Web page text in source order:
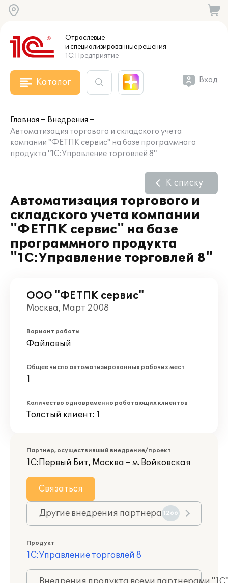
Отраслевые
и специализированныерешения
1С:Предприятие
Каталог Вход
Главная
Внедрения
Автоматизация торгового и складского учета
компании "ФЕТПК сервис" на базе программного
продукта "1С:Управление торговлей 8"
Автоматизация торгового и
складского учета компании
"ФЕТПК сервис" на базе
программного продукта
"1С:Управление торговлей 8"
К списку
ООО "ФЕТПК сервис"
Москва, Март 2008
Вариант работы
Файловый
Общее число автоматизированных рабочих мест
1
Количество одновременно работающих клиентов
Толстый клиент: 1
Партнер, осуществивший внедрение/проект
1С:Первый Бит, Москва – м. Войковская
Связаться
Другие внедрения партнера 1266
Продукт
1С:Управление торговлей 8